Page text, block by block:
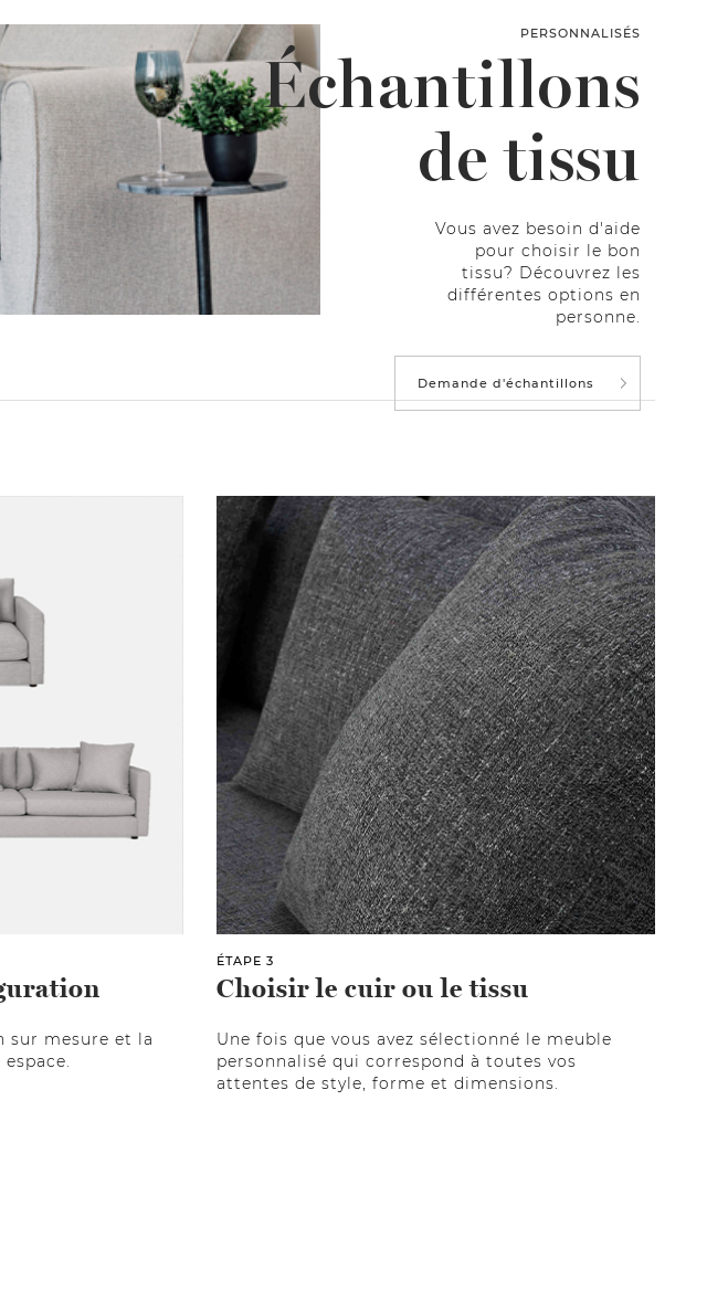
PERSONNALISÉS
Échantillons
de tissu
Vous avez besoin d'aide
pour choisir le bon
tissu? Découvrez les
différentes options en
personne.
Demande d'échantillons
sur mesure et la
ÉTAPE 3
Choisir le cuir ou le tissu
Une fois que vous avez sélectionné le meuble
personnalisé qui correspond à toutes vos
attentes de style, forme et dimensions.